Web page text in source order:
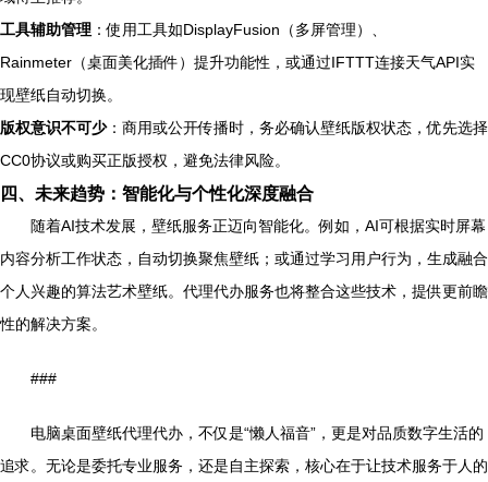
工具辅助管理 ：使用工具如DisplayFusion（多屏管理）、
Rainmeter（桌面美化插件）提升功能性，或通过IFTTT连接天气API实
现壁纸自动切换。
版权意识不可少：商用或公开传播时，务必确认壁纸版权状态，优先选择
CC0协议或购买正版授权，避免法律风险。
四、未来趋势：智能化与个性化深度融合
随着AI技术发展，壁纸服务正迈向智能化。例如，AI可根据实时屏幕
内容分析工作状态，自动切换聚焦壁纸；或通过学习用户行为，生成融合
个人兴趣的算法艺术壁纸。代理代办服务也将整合这些技术，提供更前瞻
性的解决方案。
###
电脑桌面壁纸代理代办，不仅是“懒人福音”，更是对品质数字生活的
追求。无论是委托专业服务，还是自主探索，核心在于让技术服务于人的